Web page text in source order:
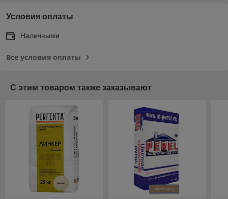
Условия оплаты
Наличными
Все условия оплаты
С этим товаром также заказывают